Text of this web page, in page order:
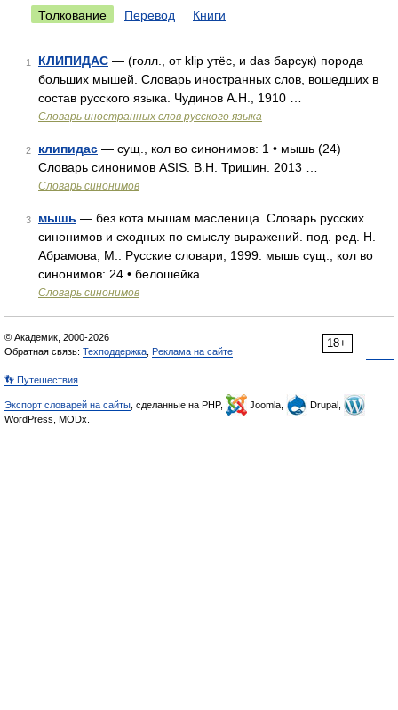
Толкование Перевод Книги
1 КЛИПИДАС — (голл., от klip утёс, и das барсук) порода
больших мышей. Словарь иностранных слов, вошедших в
состав русского языка. Чудинов А.Н., 1910 …
Словарь иностранных слов русского языка
2 клипидас — сущ., кол во синонимов: 1 • мышь (24)
Словарь синонимов ASIS. В.Н. Тришин. 2013 …
Словарь синонимов
3 мышь — без кота мышам масленица. Словарь русских
синонимов и сходных по смыслу выражений. под. ред. Н.
Абрамова, М.: Русские словари, 1999. мышь сущ., кол во
синонимов: 24 • белошейка …
Словарь синонимов
18+
© Академик, 2000-2026
Обратная связь: Техподдержка Реклама на сайте
👣 Путешествия
Экспорт словарей на сайты , сделанные на PHP, Joomla,
Drupal,
WordPress, MODx.